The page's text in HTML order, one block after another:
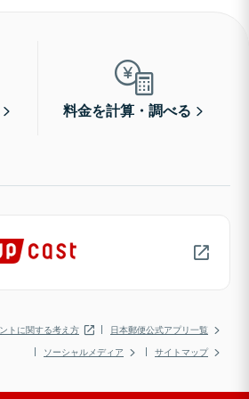
料金を計算・調べる
トに関する考え方
日本郵便公式アプリ一覧
ソーシャルメディア
サイトマップ